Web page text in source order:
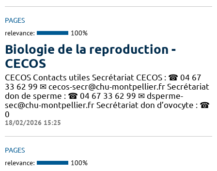
PAGES
relevance: 100%
Biologie de la reproduction -
CECOS
CECOS Contacts utiles Secrétariat CECOS : ☎ 04 67
33 62 99 ✉ cecos-secr@chu-montpellier.fr Secrétariat
don de sperme : ☎ 04 67 33 62 99 ✉ dsperme-
sec@chu-montpellier.fr Secrétariat don d’ovocyte : ☎
0
18/02/2026 15:25
PAGES
relevance: 100%